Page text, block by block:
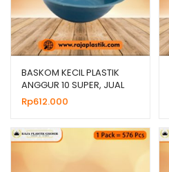
BASKOM KECIL PLASTIK
ANGGUR 10 SUPER, JUAL
HARGA MURAH
Rp612.000